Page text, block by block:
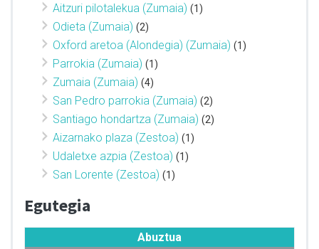
Aitzuri pilotalekua (Zumaia) (1)
Odieta (Zumaia) (2)
Oxford aretoa (Alondegia) (Zumaia) (1)
Parrokia (Zumaia) (1)
Zumaia (Zumaia) (4)
San Pedro parrokia (Zumaia) (2)
Santiago hondartza (Zumaia) (2)
Aizarnako plaza (Zestoa) (1)
Udaletxe azpia (Zestoa) (1)
San Lorente (Zestoa) (1)
Egutegia
Abuztua